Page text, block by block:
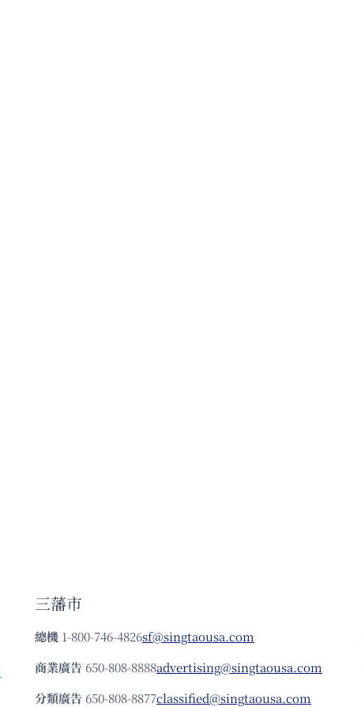
三藩市
總機 1-800-746-4826sf@singtaousa.com
商業廣告 650-808-8888advertising@singtaousa.com
分類廣告 650-808-8877classified@singtaousa.com